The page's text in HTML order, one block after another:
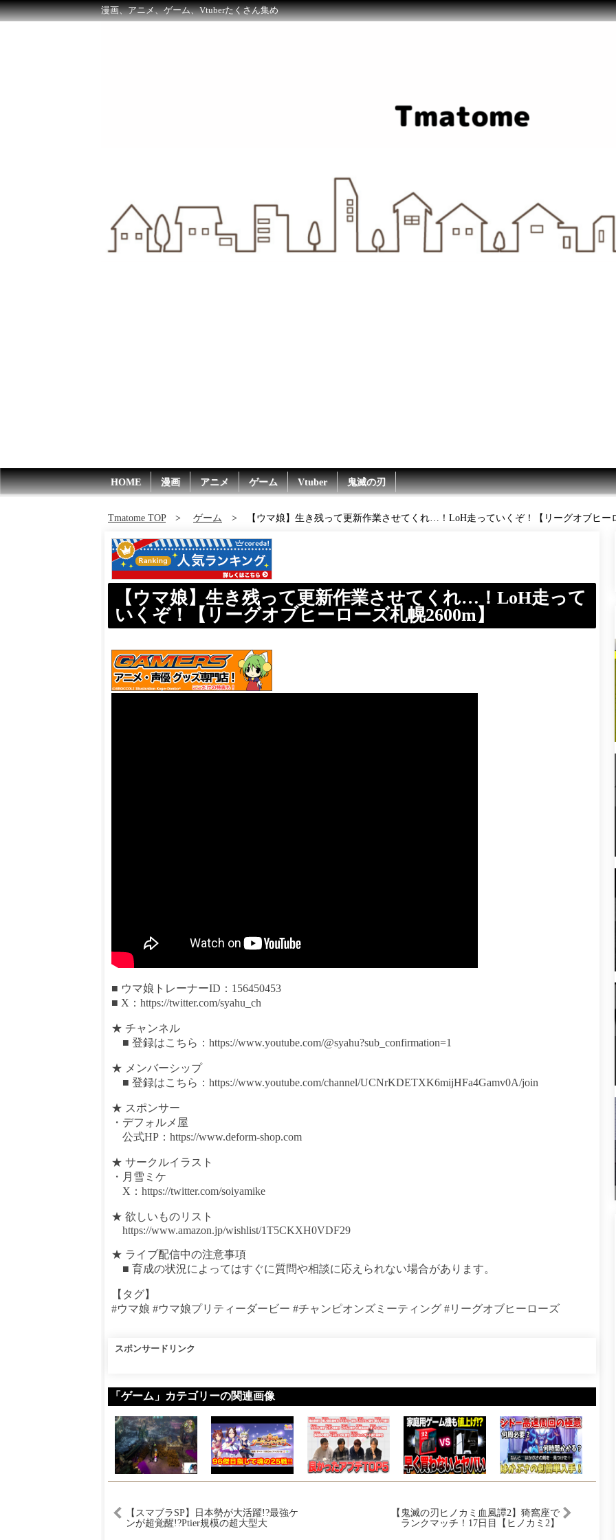
漫画、アニメ、ゲーム、Vtuberたくさん集め
HOME 漫画 アニメ ゲーム Vtuber 鬼滅の刃
Tmatome TOP ゲーム 【ウマ娘】生き残って更新作業させてくれ…！LoH走っていくぞ！【リーグオブヒー
【ウマ娘】生き残って更新作業させてくれ…！LoH走って
いくぞ！【リーグオブヒーローズ札幌2600m】
■ ウマ娘トレーナーID：156450453
■ X：https://twitter.com/syahu_ch
★ チャンネル
■ 登録はこちら：https://www.youtube.com/@syahu?sub_confirmation=1
★ メンバーシップ
■ 登録はこちら：https://www.youtube.com/channel/UCNrKDETXK6mijHFa4Gamv0A/join
★ スポンサー
・デフォルメ屋
公式HP：https://www.deform-shop.com
★ サークルイラスト
・月雪ミケ
X：https://twitter.com/soiyamike
★ 欲しいものリスト
https://www.amazon.jp/wishlist/1T5CKXH0VDF29
★ ライブ配信中の注意事項
■ 育成の状況によってはすぐに質問や相談に応えられない場合があります。
【タグ】
#ウマ娘 #ウマ娘プリティーダービー #チャンピオンズミーティング #リーグオブヒーローズ
スポンサードリンク
「ゲーム」カテゴリーの関連画像
【スマブラSP】日本勢が大活躍!?最強ケ
ンが超覚醒!?Ptier規模の超大型大
【鬼滅の刃ヒノカミ血風譚2】猗窩座で
ランクマッチ！17日目【ヒノカミ2】